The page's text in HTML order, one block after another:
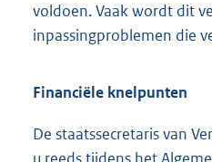
voldoen. Vaak wordt dit
inpassingproblemen die
Financiële knelpunten
De staatssecretaris van
u reeds tijdens het